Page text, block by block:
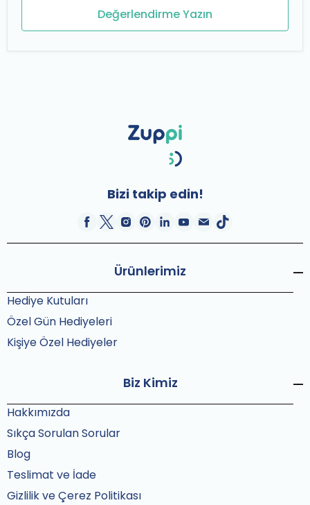
Değerlendirme Yazın
Bizi takip edin!
Ürünlerimiz
Hediye Kutuları
Özel Gün Hediyeleri
Kişiye Özel Hediyeler
Biz Kimiz
Hakkımızda
Sıkça Sorulan Sorular
Blog
Teslimat ve İade
Gizlilik ve Çerez Politikası